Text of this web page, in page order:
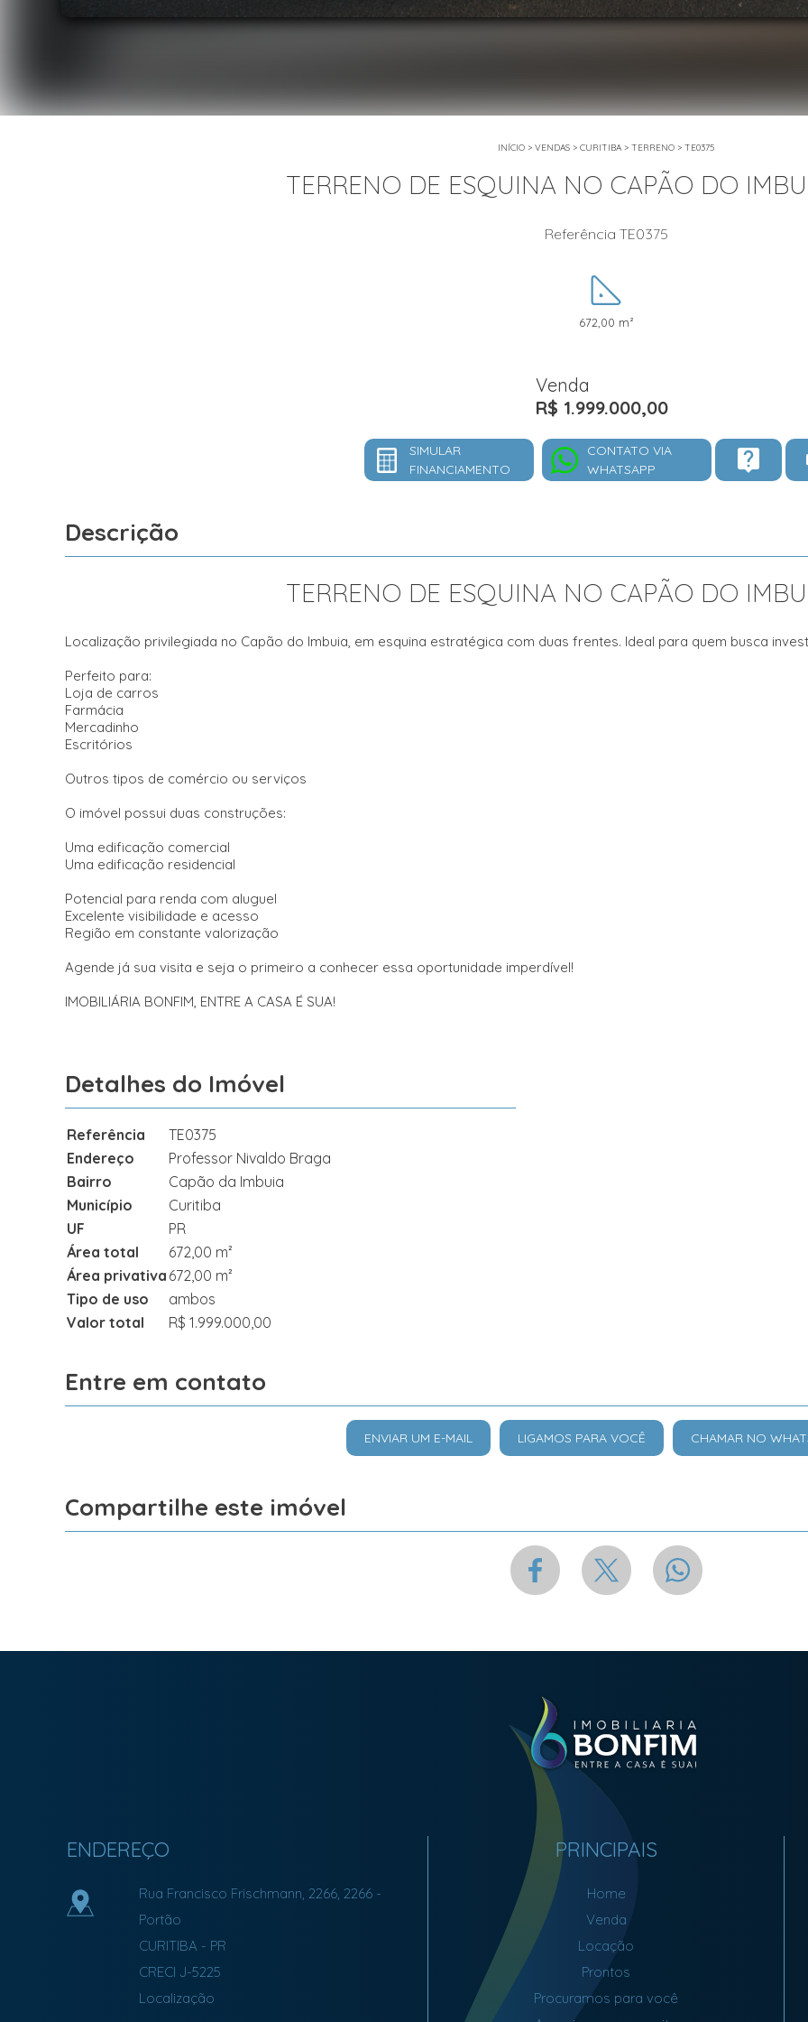
INÍCIO > VENDAS > CURITIBA > TERRENO > TE0375
TERRENO DE ESQUINA NO CAPÃO DO
Referência TE0375
672,00 m²
Venda
R$ 1.999.000,00
SIMULAR
FINANCIAMENTO
CONTATO VIA
WHATSAPP
Descrição
TERRENO DE ESQUINA NO CAPÃO DO
Localização privilegiada no Capão do Imbuia, em esquina estratégica com duas frentes. Ideal para quem busca
Perfeito para:
Loja de carros
Farmácia
Mercadinho
Escritórios
Outros tipos de comércio ou serviços
O imóvel possui duas construções:
Uma edificação comercial
Uma edificação residencial
Potencial para renda com aluguel
Excelente visibilidade e acesso
Região em constante valorização
Agende já sua visita e seja o primeiro a conhecer essa oportunidade imperdível!
IMOBILIÁRIA BONFIM, ENTRE A CASA É SUA!
Detalhes do Imóvel
Referência
TE0375
Endereço
Professor Nivaldo Braga
Bairro
Capão da Imbuia
Município
Curitiba
UF
PR
Área total
672,00 m²
Área privativa 672,00 m²
Tipo de uso
ambos
Valor total
R$ 1.999.000,00
Entre em contato
ENVIAR UM E-MAIL LIGAMOS PARA VOCÊ CHAMAR NO
Compartilhe este imóvel
ENDEREÇO
Rua Francisco Frischmann, 2266, 2266 -
Portão
CURITIBA - PR
CRECI J-5225
Localização
PRINCIPAIS
Home
Venda
Locação
Prontos
Procuramos para você